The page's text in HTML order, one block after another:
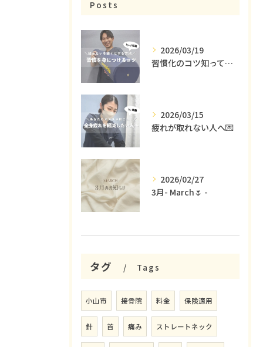
Posts
2026/03/19
習慣化のコツ知ってる😳？
2026/03/15
疲れが取れない人へ💌
2026/02/27
3月- March🌷 -
タグ Tags
小山市 接骨院 料金 保険適用
針 首 痛み ストレートネック